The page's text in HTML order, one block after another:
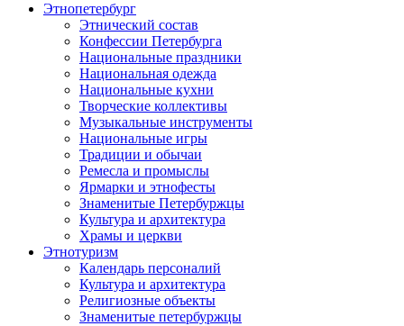
Этнопетербург
Этнический состав
Конфессии Петербурга
Национальные праздники
Национальная одежда
Национальные кухни
Творческие коллективы
Музыкальные инструменты
Национальные игры
Традиции и обычаи
Ремесла и промыслы
Ярмарки и этнофесты
Знаменитые Петербуржцы
Культура и архитектура
Храмы и церкви
Этнотуризм
Календарь персоналий
Культура и архитектура
Религиозные объекты
Знаменитые петербуржцы